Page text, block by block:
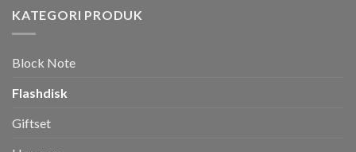
KATEGORI PRODUK
Block Note
Flashdisk
Giftset